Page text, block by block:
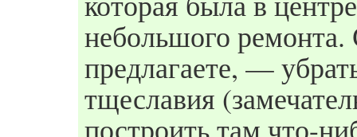
небольшого
предлагаете, —
тщеславия
построить там что-